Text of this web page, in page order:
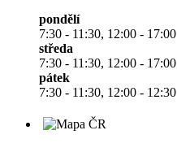
pondělí
7:30 - 11:30, 12:00 - 17:00
středa
7:30 - 11:30, 12:00 - 17:00
pátek
7:30 - 11:30, 12:00 - 12:30